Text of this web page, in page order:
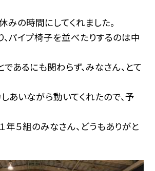
みの時間にしてくれました。
、パイプ椅子を並べたりするのは中
あるにも関わらず、みなさん、とて
あいながら動いてくれたので、予
年５組のみなさん、どうもありがと